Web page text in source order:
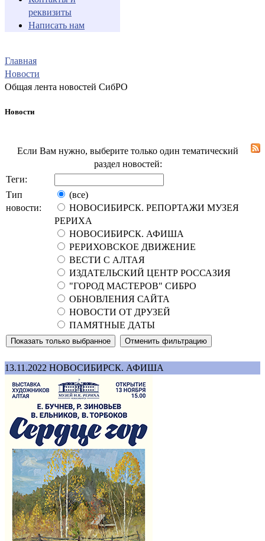
реквизиты
Написать нам
Главная
Новости
Общая лента новостей СибРО
Новости
Если Вам нужно, выберите только один тематический
раздел новостей:
Теги:
Тип
новости:
(все)
НОВОСИБИРСК. РЕПОРТАЖИ МУЗЕЯ
РЕРИХА
НОВОСИБИРСК. АФИША
РЕРИХОВСКОЕ ДВИЖЕНИЕ
ВЕСТИ С АЛТАЯ
ИЗДАТЕЛЬСКИЙ ЦЕНТР РОССАЗИЯ
"ГОРОД МАСТЕРОВ" СИБРО
ОБНОВЛЕНИЯ САЙТА
НОВОСТИ ОТ ДРУЗЕЙ
ПАМЯТНЫЕ ДАТЫ
13.11.2022 НОВОСИБИРСК. АФИША